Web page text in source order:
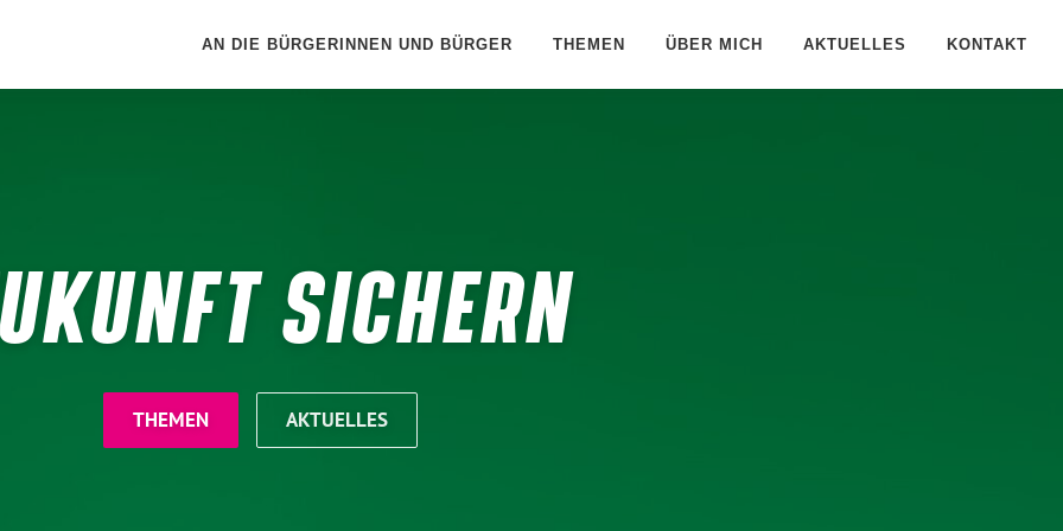
AN DIE BÜRGERINNEN UND BÜRGER THEMEN ÜBER MICH AKTUELLES KONTAKT
SICHERN
THEMEN AKTUELLES